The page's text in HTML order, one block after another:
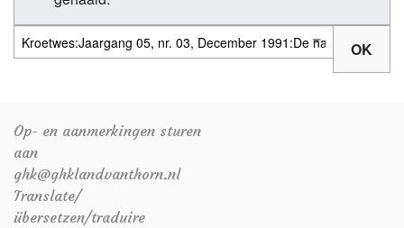
Op- en aanmerkingen sturen
aan
ghk@ghklandvanthorn.nl
Translate/
übersetzen/traduire